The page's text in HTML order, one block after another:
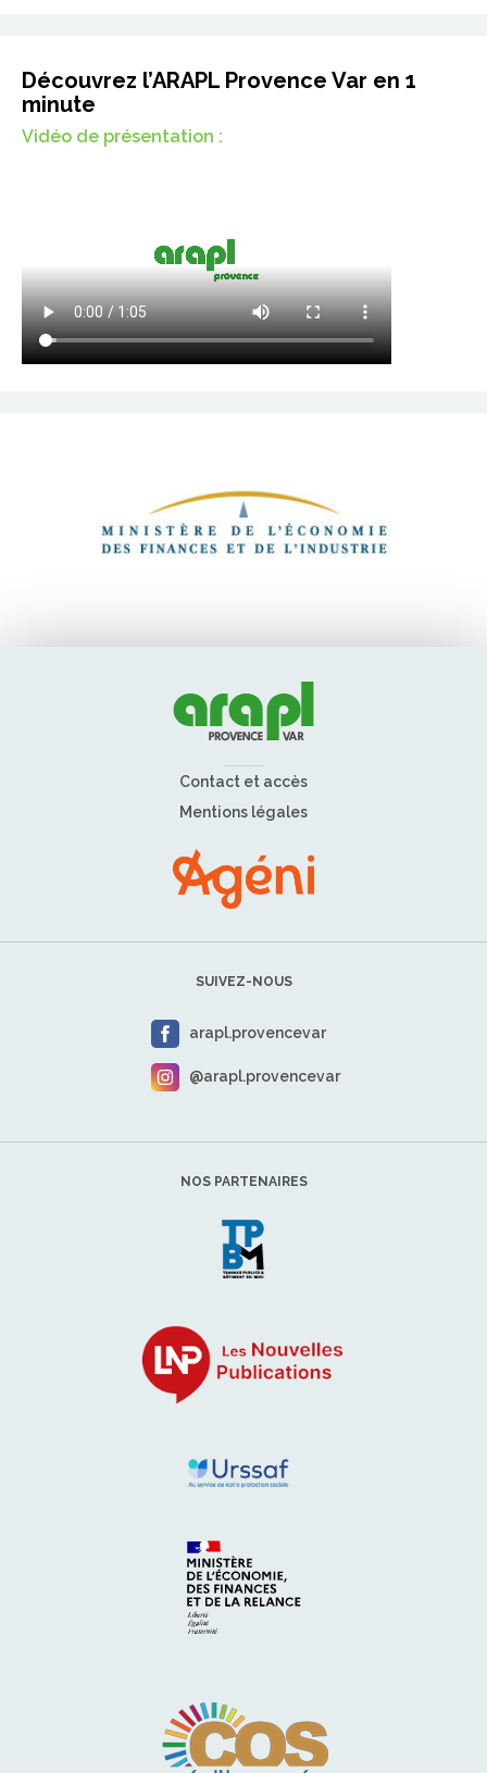
Découvrez l’ARAPL Provence Var en 1
minute
Vidéo de présentation :
Contact et accès
Mentions légales
SUIVEZ-NOUS
arapl.provencevar
@arapl.provencevar
NOS PARTENAIRES